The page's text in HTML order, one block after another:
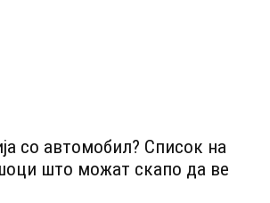
со автомобил? Список на
што можат скапо да ве